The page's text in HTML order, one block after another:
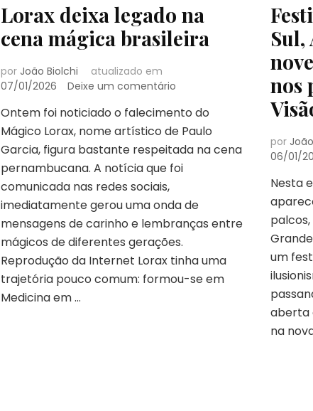
Lorax deixa legado na
cena mágica brasileira
por João Biolchi
atualizado em
07/01/2026
Deixe um comentárioem
deixa
legado
na
mágica
Ontem foi noticiado o falecimento do
Mágico Lorax, nome artístico de Paulo
Garcia, figura bastante respeitada na cena
pernambucana. A notícia que foi
comunicada nas redes sociais,
imediatamente gerou uma onda de
mensagens de carinho e lembranças entre
mágicos de diferentes gerações.
Reprodução da Internet Lorax tinha uma
trajetória pouco comum: formou-se em
Medicina em …
Sul,
nos
por
06/01/
Nesta
um
aberta
na